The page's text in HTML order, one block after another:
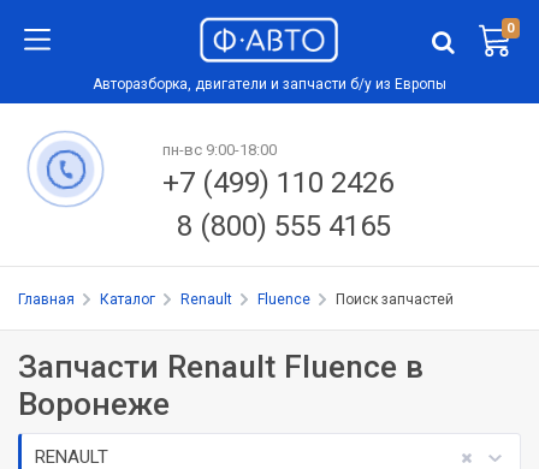
0
Авторазборка, двигатели и запчасти б/у из Европы
пн-вс 9:00-18:00
+7 (499) 110 2426
8 (800) 555 4165
Главная Каталог Renault Fluence Поиск запчастей
Запчасти Renault Fluence в
Воронеже
RENAULT